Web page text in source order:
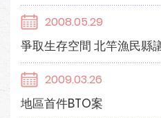
2008.05.29
爭取生存空間 北竿漁民縣
2009.03.26
地區首件BTO案